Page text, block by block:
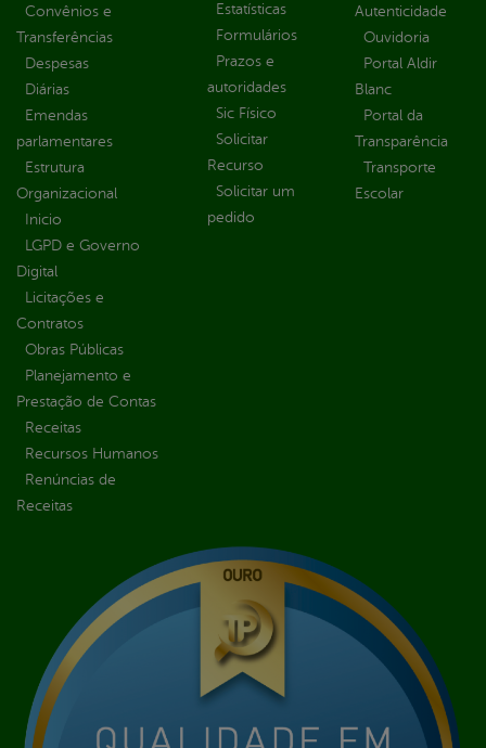
Convênios e
Transferências
Despesas
Diárias
Emendas
parlamentares
Estrutura
Organizacional
Inicio
LGPD e Governo
Digital
Licitações e
Contratos
Obras Públicas
Planejamento e
Prestação de Contas
Receitas
Recursos Humanos
Renúncias de
Receitas
Estatísticas
Formulários
Prazos e
autoridades
Sic Físico
Solicitar
Recurso
Solicitar um
pedido
Autenticidade
Ouvidoria
Portal Aldir
Blanc
Portal da
Transparência
Transporte
Escolar